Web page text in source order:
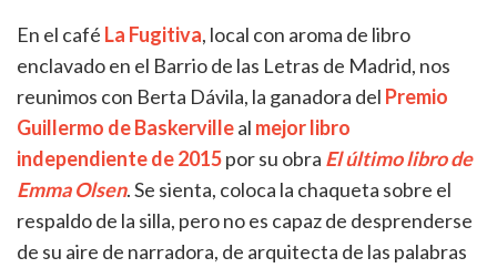
En el café La Fugitiva, local con aroma de libro
enclavado en el Barrio de las Letras de Madrid, nos
reunimos con Berta Dávila, la ganadora del Premio
Guillermo de Baskervilleal mejor libro
independiente de 2015por su obra El último libro de
Emma Olsen. Se sienta, coloca la chaqueta sobre el
respaldo de la silla, pero no es capaz de desprenderse
de su aire de narradora, de arquitecta de las palabras